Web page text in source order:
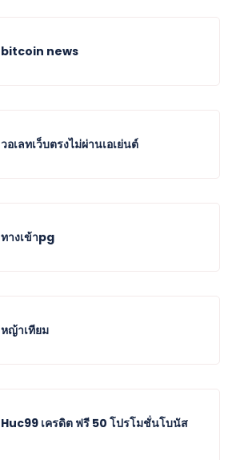
bitcoin news
วอเลทเว็บตรงไม่ผ่านเอเย่นต์
ทางเข้าpg
หญ้าเทียม
Huc99 เครดิต ฟรี 50 โปรโมชั่นโบนัส